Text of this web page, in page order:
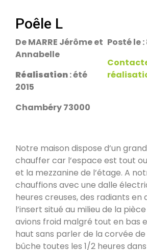
PDM Yoloxalis
Les Salelles 48230
Granville 50400
PDM modèle S
Urmatt 67280
Poele de masse L
Poêle L
De MARRE Jérôme et
Annabelle
Réalisation: été
2015
Chambéry 73000
Posté le
Notre maison dispose d’un
chauffer car l’espace est tout
et la mezzanine de l’étage. A
chauffions avec une dalle
heures creuses, des radiants en
l’insert situé au milieu de la
avions froid malgré tout en bas
haut sans parler de la corvée
bûche toutes les 1/2 heures